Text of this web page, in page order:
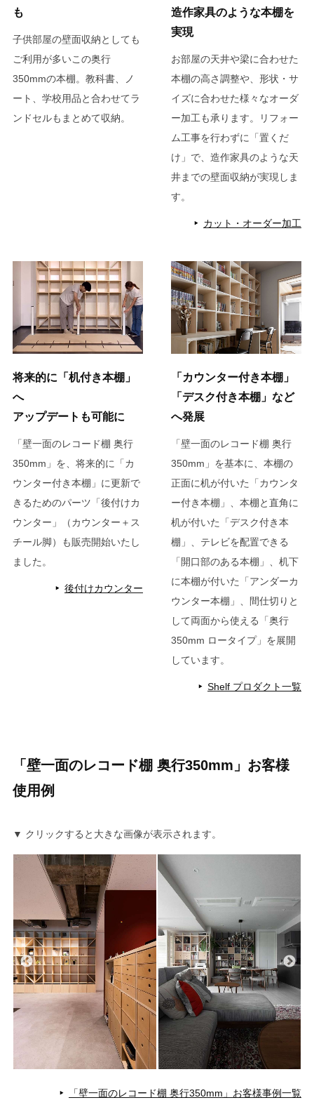
も
子供部屋の壁面収納としても
ご利用が多いこの奥行
350mmの本棚。教科書、ノ
ート、学校用品と合わせてラ
ンドセルもまとめて収納。
造作家具のような本棚を
実現
お部屋の天井や梁に合わせた
本棚の高さ調整や、形状・サ
イズに合わせた様々なオーダ
ー加工も承ります。リフォー
ム工事を行わずに「置くだ
け」で、造作家具のような天
井までの壁面収納が実現しま
す。
カット・オーダー加工
将来的に「机付き本棚」
へ
アップデートも可能に
「壁一面のレコード棚 奥行
350mm」を、将来的に「カ
ウンター付き本棚」に更新で
きるためのパーツ「後付けカ
ウンター」（カウンター＋ス
チール脚）も販売開始いたし
ました。
後付けカウンター
「カウンター付き本棚」
「デスク付き本棚」など
へ発展
「壁一面のレコード棚 奥行
350mm」を基本に、本棚の
正面に机が付いた「カウンタ
ー付き本棚」、本棚と直角に
机が付いた「デスク付き本
棚」、テレビを配置できる
「開口部のある本棚」、机下
に本棚が付いた「アンダーカ
ウンター本棚」、間仕切りと
して両面から使える「奥行
350mm ロータイプ」を展開
しています。
Shelf プロダクト一覧
「壁一面のレコード棚 奥行350mm」お客様
使用例
▼ クリックすると大きな画像が表示されます。
「壁一面のレコード棚 奥行350mm」お客様事例一覧